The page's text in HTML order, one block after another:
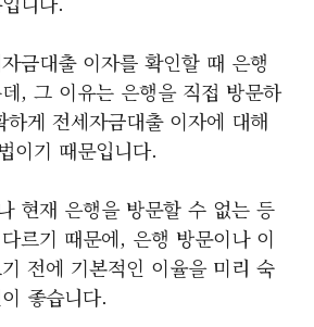
금대출 이자를 확인할 때 은행
, 그 이유는 은행을 직접 방문하
게 전세자금대출 이자에 대해
이기 때문입니다.
현재 은행을 방문할 수 없는 등
르기 때문에, 은행 방문이나 이
전에 기본적인 이율을 미리 숙
좋습니다.